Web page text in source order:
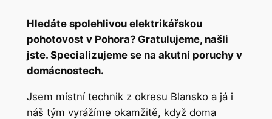
Hledáte spolehlivou elektrikářskou
pohotovost v Pohora? Gratulujeme, našli
jste. Specializujeme se na akutní poruchy v
domácnostech.
Jsem místní technik z okresu Blansko a já i
náš tým vyrážíme okamžitě, když doma